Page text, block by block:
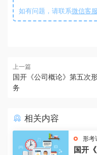
如有问题，请联系微信客服
上一篇
国开《公司概论》第五次
务
相关内容
形考
国开